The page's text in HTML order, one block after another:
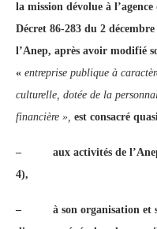
la mission dévolue à
Décret 86-283 du 2
l’Anep, après avoir modifié
« entreprise publique à
culturelle, dotée de la
financière », est consacré
–
aux activités de
4),
–
à son organisation